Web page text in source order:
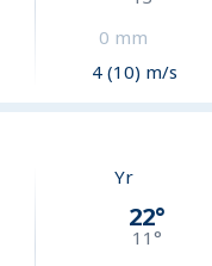
0 mm
4 (10) m/s
Yr
22°
11°